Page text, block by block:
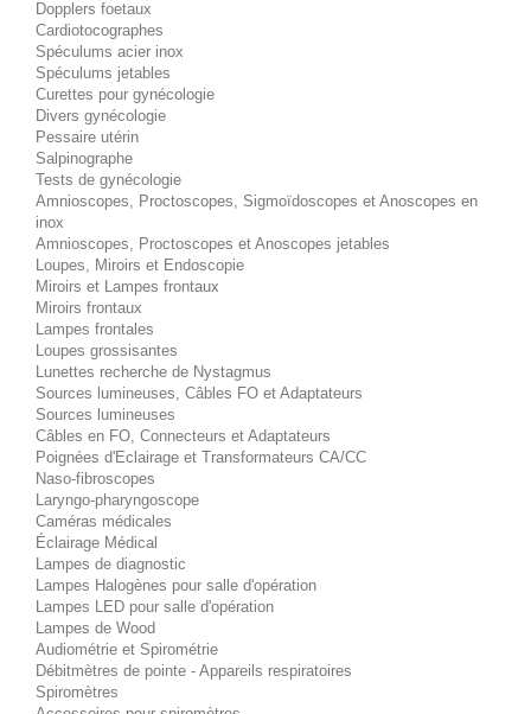
Dopplers foetaux
Cardiotocographes
Spéculums acier inox
Spéculums jetables
Curettes pour gynécologie
Divers gynécologie
Pessaire utérin
Salpinographe
Tests de gynécologie
Amnioscopes, Proctoscopes, Sigmoïdoscopes et Anoscopes en
inox
Amnioscopes, Proctoscopes et Anoscopes jetables
Loupes, Miroirs et Endoscopie
Miroirs et Lampes frontaux
Miroirs frontaux
Lampes frontales
Loupes grossisantes
Lunettes recherche de Nystagmus
Sources lumineuses, Câbles FO et Adaptateurs
Sources lumineuses
Câbles en FO, Connecteurs et Adaptateurs
Poignées d'Eclairage et Transformateurs CA/CC
Naso-fibroscopes
Laryngo-pharyngoscope
Caméras médicales
Éclairage Médical
Lampes de diagnostic
Lampes Halogènes pour salle d'opération
Lampes LED pour salle d'opération
Lampes de Wood
Audiométrie et Spirométrie
Débitmètres de pointe - Appareils respiratoires
Spiromètres